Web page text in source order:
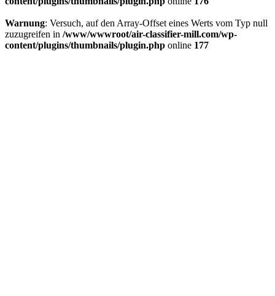
Warnung: Versuch, auf den Array-Offset eines Werts vom Typ null
zuzugreifen in /www/wwwroot/air-classifier-mill.com/wp-
content/plugins/thumbnails/plugin.php online 177